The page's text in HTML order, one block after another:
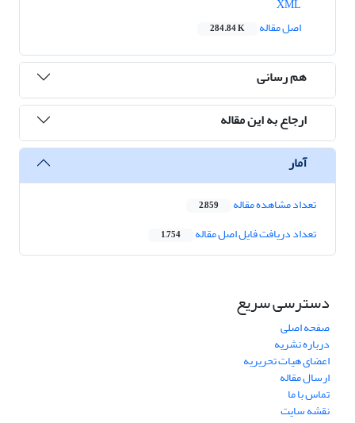
اصل مقاله
284.84 K
هم رسانی
ارجاع به این مقاله
آمار
تعداد مشاهده مقاله 2,859
تعداد دریافت فایل اصل مقاله 1,754
دسترسی سریع
صفحه اصلی
درباره نشریه
اعضای هیات تحریریه
ارسال مقاله
تماس با ما
نقشه سایت